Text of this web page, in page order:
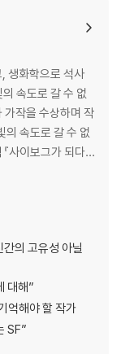
가치가 있다면 그건
”다는 이야기를 남긴
돌아서더라도, 끝까
. 언제나처럼, 아주 작
생화학으로 석사
의 속도로 갈 수 없
가작을 수상하며 작
의 속도로 갈 수 없
사이보그가 되다』
의 작가상, 2020년
문학의 미래가 될
의 고유성 아닐
대해”
억해야 할 작가
SF”